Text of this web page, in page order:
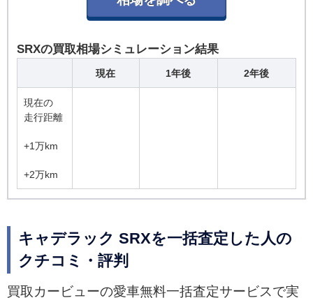
SRXの買取相場シミュレーション結果
現在 1年後 2年後
現在の
走行距離
+1万km
+2万km
キャデラック SRXを一括査定した人の
クチコミ・評判
買取カービューの愛車無料一括査定サービスで実